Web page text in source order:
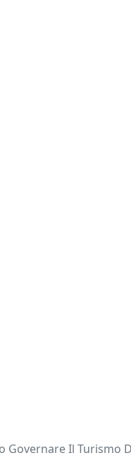
Governare Il Turismo